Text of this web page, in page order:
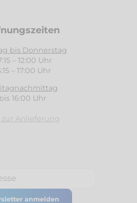
bis Donnerstag
– 12:00 Uhr
– 17:00 Uhr
bis 16:00 Uhr
zur Anlieferung